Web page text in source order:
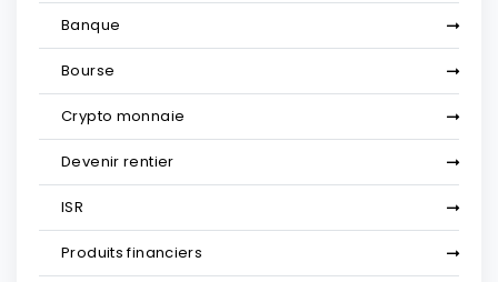
Banque
Bourse
Crypto monnaie
Devenir rentier
ISR
Produits financiers